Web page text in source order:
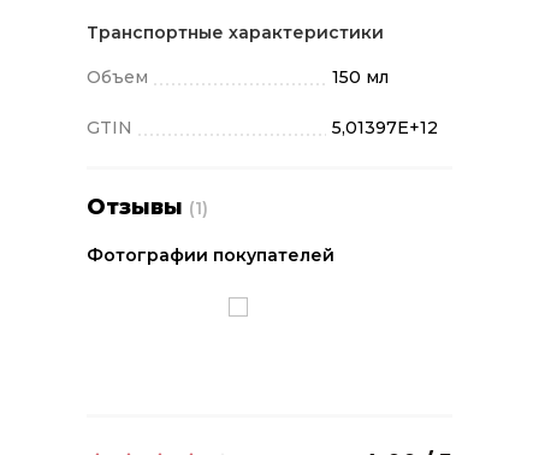
Транспортные характеристики
Объем 150 мл
GTIN 5,01397E+12
Отзывы (1)
Фотографии покупателей